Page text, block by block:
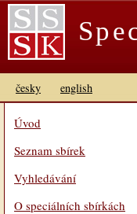
česky english
Úvod
Seznam sbírek
Vyhledávání
O speciálních sbírkách